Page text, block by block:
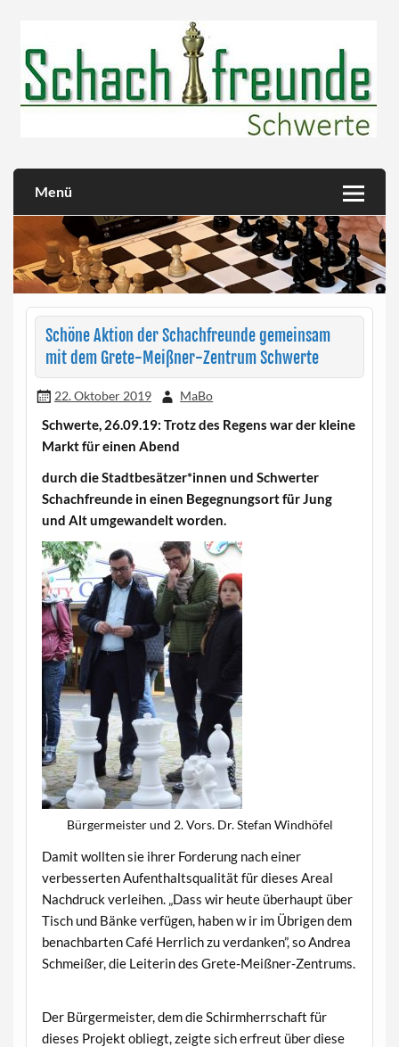
Menü
Schöne Aktion der Schachfreunde gemeinsam
mit dem Grete-Meißner-Zentrum Schwerte
22. Oktober 2019 MaBo
Schwerte, 26.09.19: Trotz des Regens war der kleine
Markt für einen Abend
durch die Stadtbesätzer*innen und Schwerter
Schachfreunde in einen Begegnungsortfür Jung
und Alt umgewandelt worden.
Bürgermeister und 2. Vors. Dr. Stefan Windhöfel
Damit wollten sie ihrer Forderung nach einer
verbesserten Aufenthaltsqualität für dieses Areal
Nachdruck verleihen. „Dass wir heute überhaupt über
Tisch und Bänke verfügen, haben w ir im Übrigen dem
benachbarten Café Herrlich zu verdanken”, so Andrea
Schmeißer, die Leiterin des Grete-Meißner-Zentrums.
Der Bürgermeister, dem die Schirmherrschaft für
dieses Projekt obliegt, zeigte sich erfreut über diese